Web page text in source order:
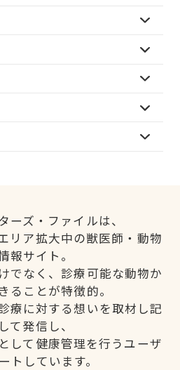
ーズ・ファイルは、
リア拡大中の獣医師・動物
報サイト。
でなく、診療可能な動物か
ることが特徴的。
療に対する想いを取材し記
て発信し、
して健康管理を行うユーザ
トしています。